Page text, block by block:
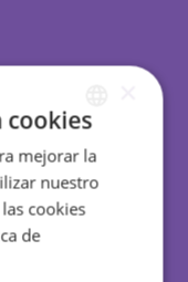
la economía
SPANISH
ENGLISH
cookies
mejorar la
nuestro
cookies
de